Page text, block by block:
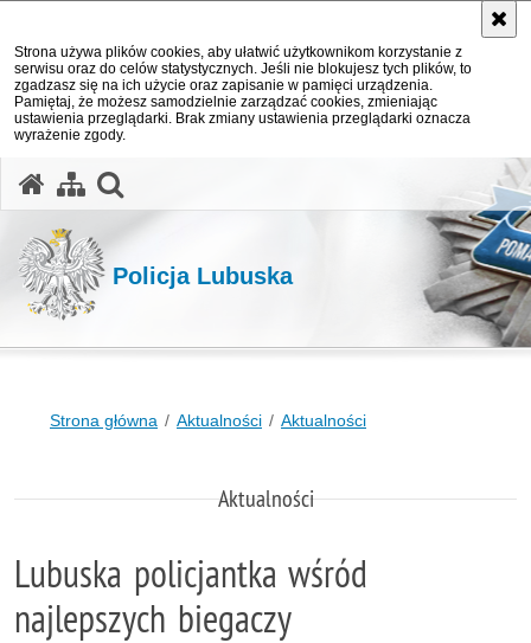
Strona używa plików cookies, aby ułatwić użytkownikom korzystanie z
serwisu oraz do celów statystycznych. Jeśli nie blokujesz tych plików, to
zgadzasz się na ich użycie oraz zapisanie w pamięci urządzenia.
Pamiętaj, że możesz samodzielnie zarządzać cookies, zmieniając
ustawienia przeglądarki. Brak zmiany ustawienia przeglądarki oznacza
wyrażenie zgody.
Policja Lubuska
Strona główna Aktualności Aktualności
Aktualności
Lubuska policjantka wśród
najlepszych biegaczy